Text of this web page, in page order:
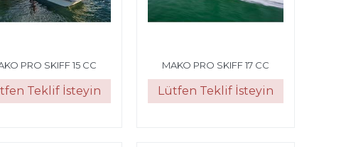
PRO SKIFF 15 CC
Teklif İsteyin
MAKO PRO SKIFF 17 CC
Lütfen Teklif İsteyin